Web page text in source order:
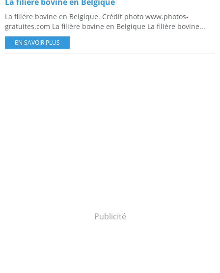
La filière bovine en Belgique. Crédit photo www.photos-
gratuites.com La filière bovine en Belgique La filière bovine...
EN SAVOIR PLUS
Publicité